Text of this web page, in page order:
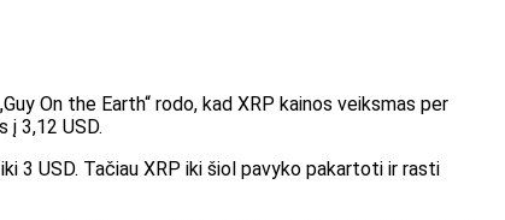
On the Earth“ rodo, kad XRP kainos veiksmas per
į 3,12 USD.
3 USD. Tačiau XRP iki šiol pavyko pakartoti ir rasti